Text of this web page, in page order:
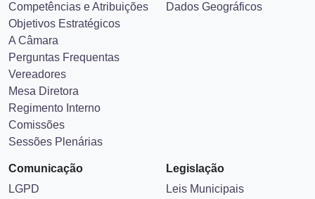
Competências e Atribuições
Objetivos Estratégicos
A Câmara
Perguntas Frequentas
Vereadores
Mesa Diretora
Regimento Interno
Comissões
Sessões Plenárias
Dados Geográficos
Comunicação
LGPD
Legislação
Leis Municipais